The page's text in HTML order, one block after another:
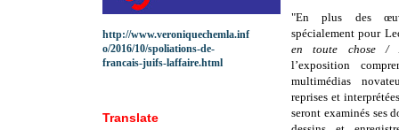
"En plus des
spécialement pour
en toute chose /
l’exposition
multimédias
reprises et
seront examinés ses
http://www.veroniquechemla.inf
o/2016/10/spoliations-de-
francais-juifs-laffaire.html
Translate